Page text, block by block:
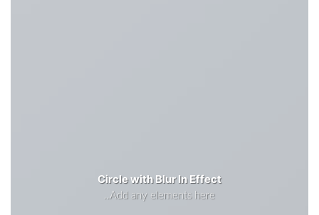
Circle with Blur In Effect
Add any elements here..